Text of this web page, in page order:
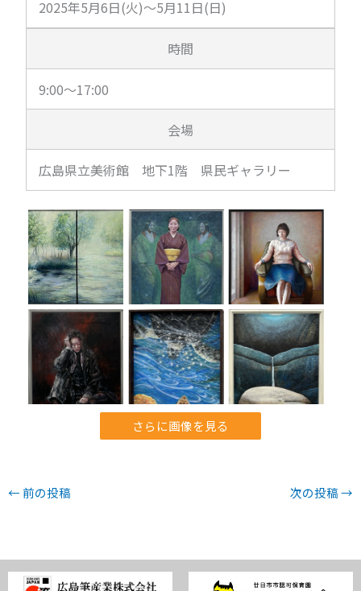
2025年5月6日(火)～5月11日(日)
時間
9:00～17:00
会場
広島県立美術館 地下1階 県民ギャラリー
さらに画像を見る
← 前の投稿 次の投稿→